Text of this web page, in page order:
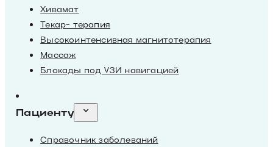
Хивамат
Текар- терапия
Высокоинтенсивная магнитотерапия
Массаж
Блокады под УЗИ навигацией
Пациенту
Справочник заболеваний